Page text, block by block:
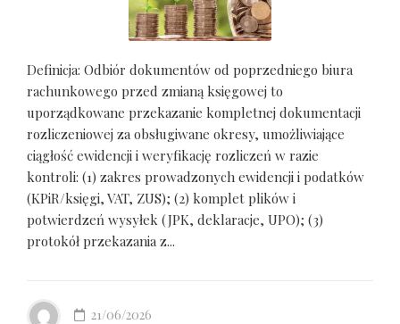
Definicja: Odbiór dokumentów od poprzedniego biura
rachunkowego przed zmianą księgowej to
uporządkowane przekazanie kompletnej dokumentacji
rozliczeniowej za obsługiwane okresy, umożliwiające
ciągłość ewidencji i weryfikację rozliczeń w razie
kontroli: (1) zakres prowadzonych ewidencji i podatków
(KPiR/księgi, VAT, ZUS); (2) komplet plików i
potwierdzeń wysyłek (JPK, deklaracje, UPO); (3)
protokół przekazania z...
21/06/2026